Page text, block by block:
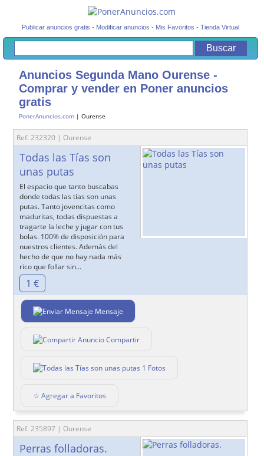
Publicar anuncios gratis - Modificar anuncios - Mis Favoritos -Tienda Virtual
Anuncios Segunda Mano Ourense -
Comprar y vender en Poner anuncios
gratis
PonerAnuncios.com | Ourense
Ref. 232320 | Ourense
Todas las Tías son
unas putas
El espacio que tanto buscabas
donde todas las tías son unas
putas. Tanto jovencitas como
maduritas, todas dispuestas a
tragarte la leche y jugar con tus
bolas. 100% de disposición para
nuestros clientes. Además del
hecho de que no hay nada más
rico que follar sin...
1 €
Mensaje
Compartir
1 Fotos
☆ Agregar a Favoritos
Ref. 235897 | Ourense
Perras folladoras.